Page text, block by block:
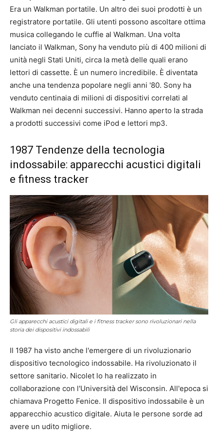
Era un Walkman portatile. Un altro dei suoi prodotti è un
registratore portatile. Gli utenti possono ascoltare ottima
musica collegando le cuffie al Walkman. Una volta
lanciato il Walkman, Sony ha venduto più di 400 milioni di
unità negli Stati Uniti, circa la metà delle quali erano
lettori di cassette. È un numero incredibile. È diventata
anche una tendenza popolare negli anni '80. Sony ha
venduto centinaia di milioni di dispositivi correlati al
Walkman nei decenni successivi. Hanno aperto la strada
a prodotti successivi come iPod e lettori mp3.
1987 Tendenze della tecnologia
indossabile: apparecchi acustici digitali
e fitness tracker
Gli apparecchi acustici digitali e i fitness tracker sono rivoluzionari nella
storia dei dispositivi indossabili
Il 1987 ha visto anche l'emergere di un rivoluzionario
dispositivo tecnologico indossabile. Ha rivoluzionato il
settore sanitario. Nicolet lo ha realizzato in
collaborazione con l'Università del Wisconsin. All'epoca si
chiamava Progetto Fenice. Il dispositivo indossabile è un
apparecchio acustico digitale. Aiuta le persone sorde ad
avere un udito migliore.